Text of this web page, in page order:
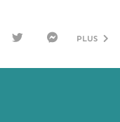
TTER
ENG
PLUS